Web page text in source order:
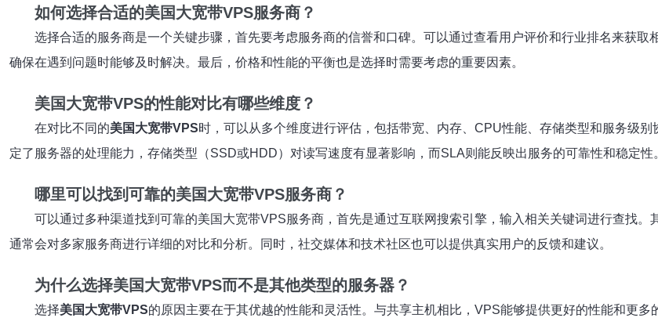
如何选择合适的美国大宽带VPS服务商？
选择合适的服务商是一个关键步骤，首先要考虑服务商的信誉和口碑。可以通过查看用户评价和行业排名来获取
确保在遇到问题时能够及时解决。最后，价格和性能的平衡也是选择时需要考虑的重要因素。
美国大宽带VPS的性能对比有哪些维度？
在对比不同的美国大宽带VPS时，可以从多个维度进行评估，包括带宽、内存、CPU性能、存储类型和服务级
定了服务器的处理能力，存储类型（SSD或HDD）对读写速度有显著影响，而SLA则能反映出服务的可靠性和稳定性
哪里可以找到可靠的美国大宽带VPS服务商？
可以通过多种渠道找到可靠的美国大宽带VPS服务商，首先是通过互联网搜索引擎，输入相关关键词进行查找。
通常会对多家服务商进行详细的对比和分析。同时，社交媒体和技术社区也可以提供真实用户的反馈和建议。
为什么选择美国大宽带VPS而不是其他类型的服务器？
选择美国大宽带VPS的原因主要在于其优越的性能和灵活性。与共享主机相比，VPS能够提供更好的性能和更